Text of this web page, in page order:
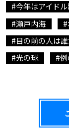
#今年はアイド
#瀬戸内海
#目の前の人は
#光の球
#